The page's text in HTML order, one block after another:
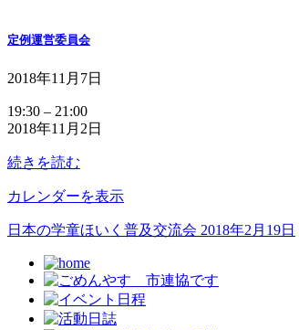
定例運営委員会
2018年11月7日
定
例
営
委
員
会
19:30 – 21:00
2018年11月2日
続きを読む
カレンダーを表示
日本の学童ほいく普及交流会 2018年2月19日